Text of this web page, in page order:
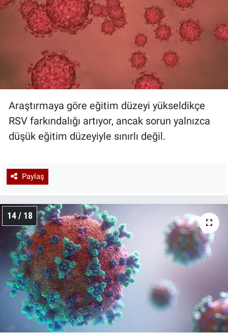
Araştırmaya göre eğitim düzeyi yükseldikçe
RSV farkındalığı artıyor, ancak sorun yalnızca
düşük eğitim düzeyiyle sınırlı değil.
Paylaş
14 / 18